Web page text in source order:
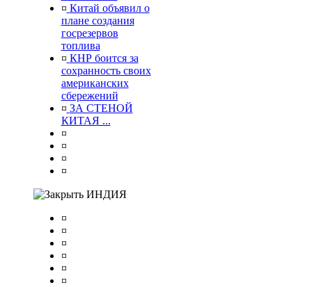
¤ Китай объявил о
плане создания
госрезервов
топлива
¤ КНР боится за
сохранность своих
американских
сбережений
¤ ЗА СТЕНОЙ
КИТАЯ ...
¤
¤
¤
¤
ИНДИЯ
¤
¤
¤
¤
¤
¤